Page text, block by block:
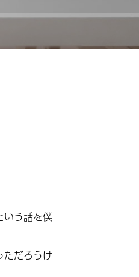
いう話を僕
だろうけ